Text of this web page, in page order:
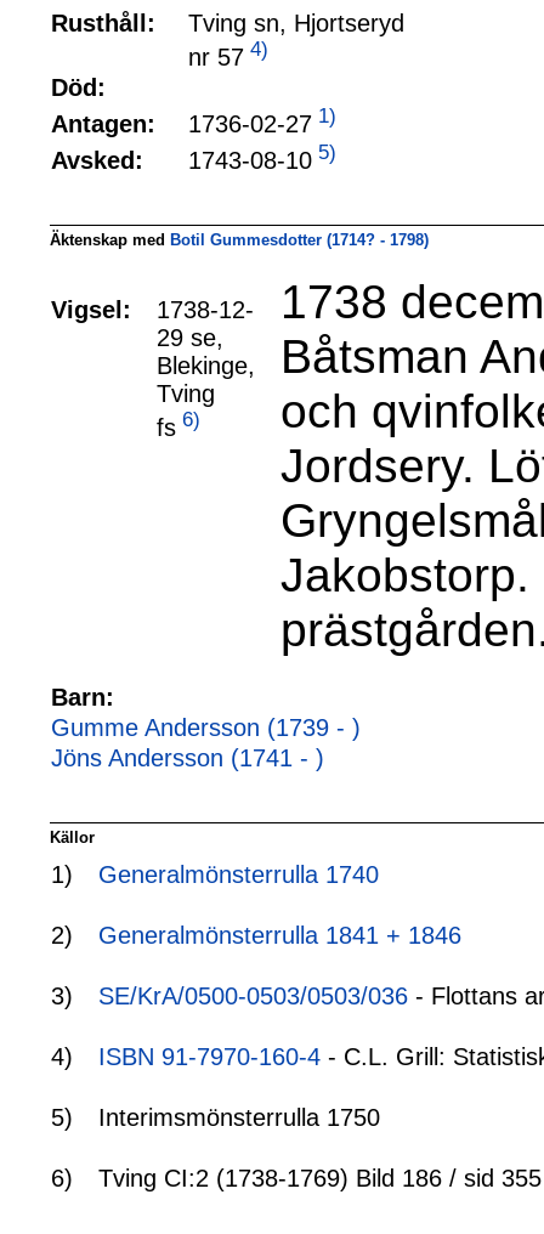
Rusthåll:
Tving sn, Hjortseryd
nr 57 4)
Död:
Antagen:
1736-02-27 1)
Avsked: 1743-08-10 5)
Äktenskap med Botil Gummesdotter (1714? - 1798)
Vigsel:
1738-12-
29 se,
Blekinge,
Tving
fs 6)
1738
Båtsman
och
Jordsery.
Barn:
Gumme Andersson (1739 - )
Jöns Andersson (1741 - )
Källor
1) Generalmönsterrulla 1740
2) Generalmönsterrulla 1841 + 1846
3) SE/KrA/0500-0503/0503/036 - Flottans
4) ISBN 91-7970-160-4 - C.L. Grill:
5) Interimsmönsterrulla 1750
6) Tving CI:2 (1738-1769) Bild 186 / sid 355